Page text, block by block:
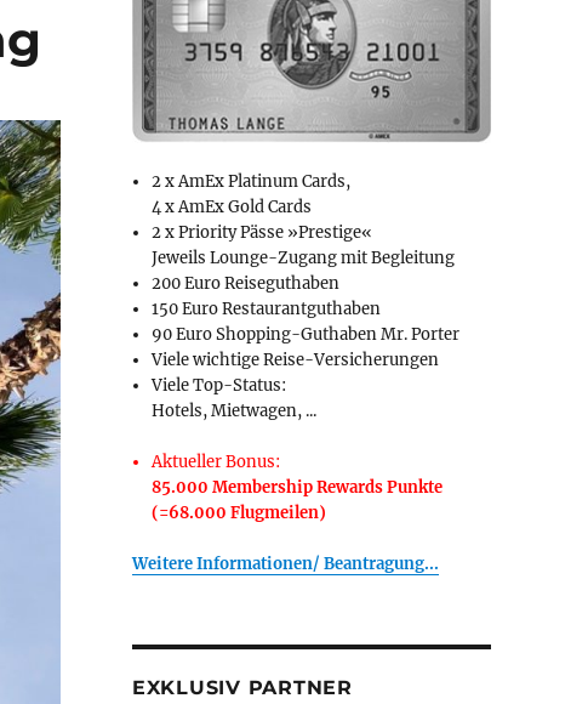
2 x AmEx Platinum Cards,
4 x AmEx Gold Cards
2 x Priority Pässe »Prestige«
Jeweils Lounge-Zugang mit Begleitung
200 Euro Reiseguthaben
150 Euro Restaurantguthaben
90 Euro Shopping-Guthaben Mr. Porter
Viele wichtige Reise-Versicherungen
Viele Top-Status:
Hotels, Mietwagen, ...
Aktueller Bonus:
85.000 Membership Rewards Punkte
(=68.000 Flugmeilen)
Weitere Informationen/ Beantragung...
EXKLUSIV PARTNER